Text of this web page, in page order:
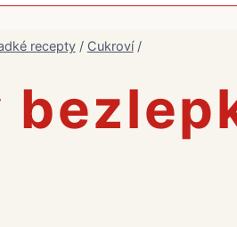
recepty / Cukroví /